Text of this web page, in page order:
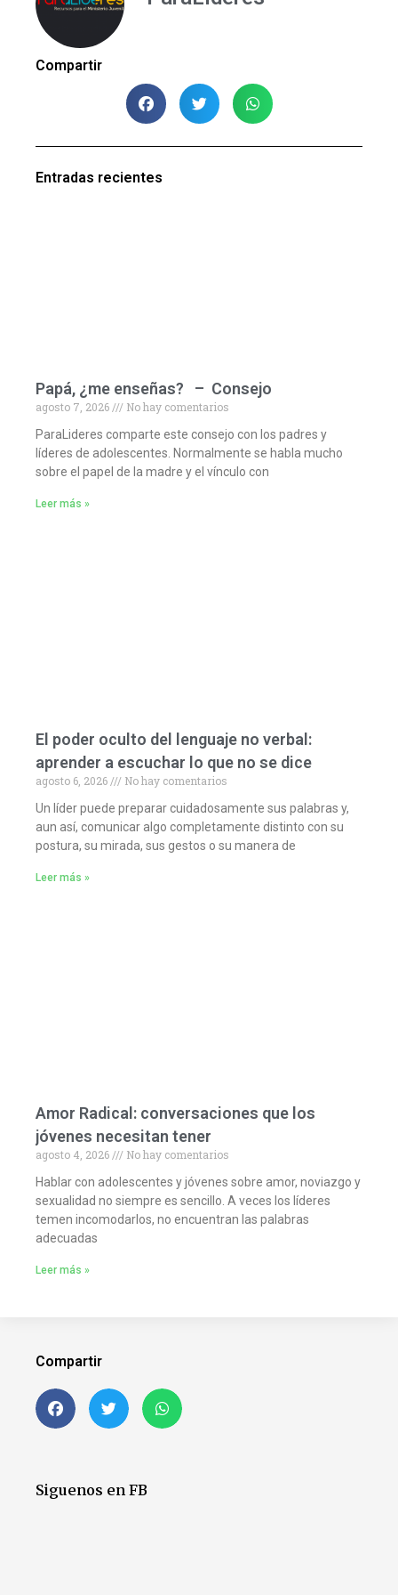
Compartir
Entradas recientes
Papá, ¿me enseñas? – Consejo
agosto 7, 2026
No hay comentarios
ParaLideres comparte este consejo con los padres y
líderes de adolescentes. Normalmente se habla mucho
sobre el papel de la madre y el vínculo con
Leer más »
El poder oculto del lenguaje no verbal:
aprender a escuchar lo que no se dice
agosto 6, 2026
No hay comentarios
Un líder puede preparar cuidadosamente sus palabras y,
aun así, comunicar algo completamente distinto con su
postura, su mirada, sus gestos o su manera de
Leer más »
Amor Radical: conversaciones que los
jóvenes necesitan tener
agosto 4, 2026
No hay comentarios
Hablar con adolescentes y jóvenes sobre amor, noviazgo y
sexualidad no siempre es sencillo. A veces los líderes
temen incomodarlos, no encuentran las palabras
adecuadas
Leer más »
Compartir
Siguenos en FB